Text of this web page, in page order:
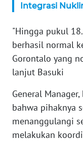
Integrasi
"Hingga pukul
berhasil normal
Gorontalo yang
lanjut Basuki
General
bahwa pihaknya
menanggulangi
melakukan
WN
WN
JAMBI
SULTRA
WN
NTB